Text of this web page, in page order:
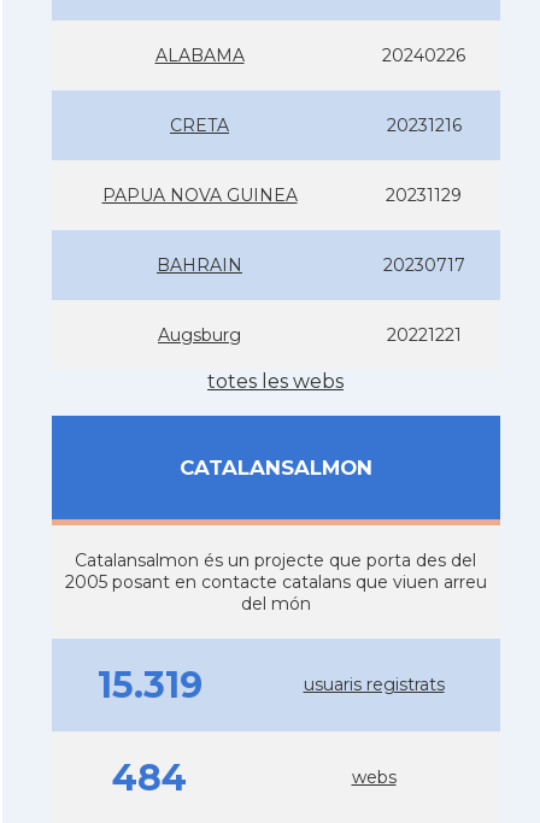
ALABAMA 20240226
CRETA 20231216
PAPUA NOVA GUINEA 20231129
BAHRAIN 20230717
Augsburg 20221221
totes les webs
CATALANSALMON
Catalansalmon és un projecte que porta des del
2005 posant en contacte catalans que viuen arreu
del món
15.319 usuaris registrats
484 webs